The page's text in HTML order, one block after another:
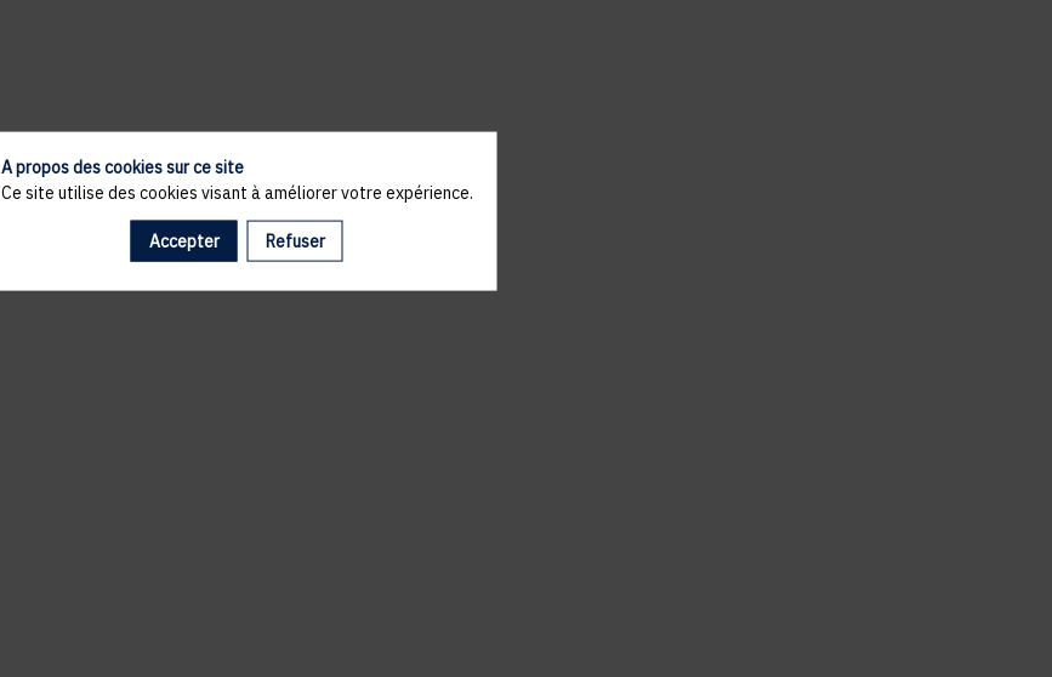
Il manque du contenu : rafraichissez votre navigateur
A propos des cookies sur ce site
Ce site utilise des cookies visant à améliorer votre expérience.
Accepter Refuser